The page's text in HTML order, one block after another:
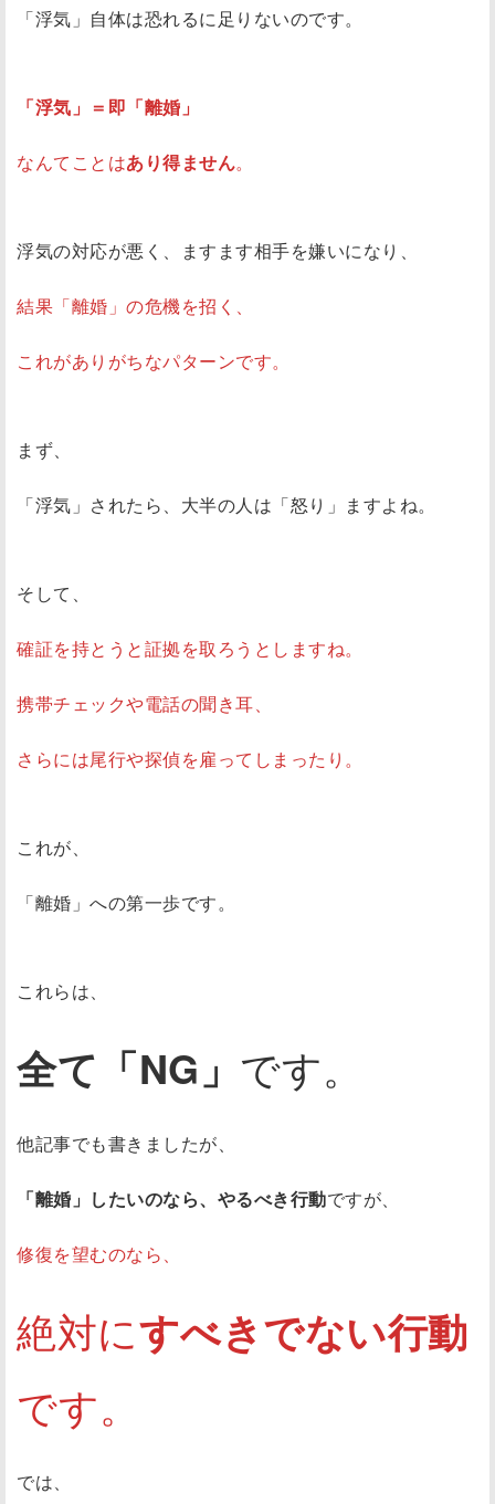
「浮気」自体は恐れるに足りないのです。
「浮気」＝即「離婚」
なんてことはあり得ません。
浮気の対応が悪く、ますます相手を嫌いになり、
結果「離婚」の危機を招く、
これがありがちなパターンです。
まず、
「浮気」されたら、大半の人は「怒り」ますよね。
そして、
確証を持とうと証拠を取ろうとしますね。
携帯チェックや電話の聞き耳、
さらには尾行や探偵を雇ってしまったり。
これが、
「離婚」への第一歩です。
これらは、
全て「NG」 です。
他記事でも書きましたが、
「離婚」したいのなら、やるべき行動ですが、
修復を望むのなら、
絶対にすべきでない行動
です。
では、